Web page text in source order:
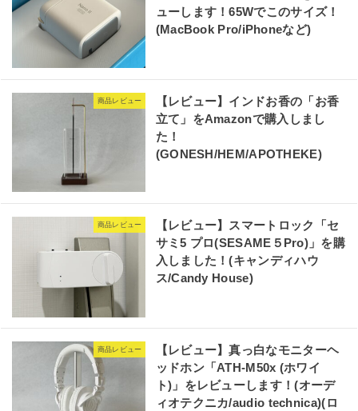
ューします！65Wでこのサイズ！
(MacBook Pro/iPhoneなど)
商品レビュー
【レビュー】インドお香の「お香
立て」をAmazonで購入しまし
た！
(GONESH/HEM/APOTHEKE)
商品レビュー
【レビュー】スマートロック「セ
サミ5 プロ(SESAME５Pro)」を購
入しました！(キャンディハウ
ス/Candy House)
商品レビュー
【レビュー】真っ白なモニターヘ
ッドホン「ATH-M50x (ホワイ
ト)」をレビューします！(オーデ
ィオテクニカ/audio technica)(ロ